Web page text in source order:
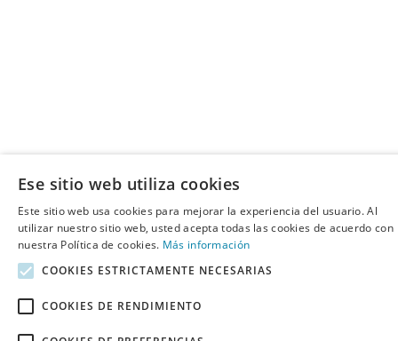
Ese sitio web utiliza cookies
Este sitio web usa cookies para mejorar la experiencia del usuario. Al
utilizar nuestro sitio web, usted acepta todas las cookies de acuerdo con
nuestra Política de cookies. Más información
COOKIES ESTRICTAMENTE NECESARIAS
COOKIES DE RENDIMIENTO